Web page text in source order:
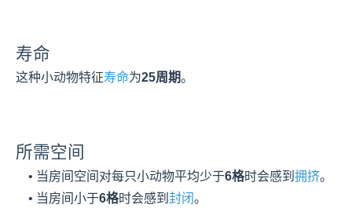
寿命
这种小动物特征寿命为25周期。
所需空间
    • 当房间空间对每只小动物平均少于
6格时会感到 拥挤。
    • 当房间小于
6格时会感到 封闭。